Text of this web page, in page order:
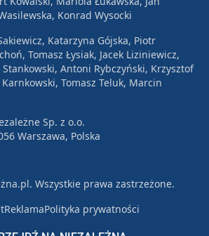
Konrad Wysocki
Katarzyna Gójska, Piotr
Tomasz Łysiak, Jacek Liziniewicz,
Antoni Rybczyński, Krzysztof
Tomasz Teluk, Marcin
Sp. z o.o.
Warszawa, Polska
Wszystkie prawa zastrzeżone.
ReklamaPolityka prywatności